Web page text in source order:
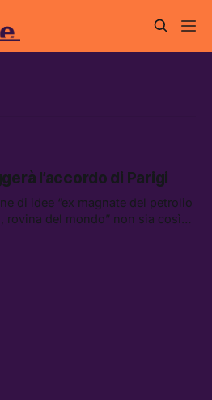
l’accordo di Parigi
di idee “ex magnate del petrolio
rovina del mondo” non sia così